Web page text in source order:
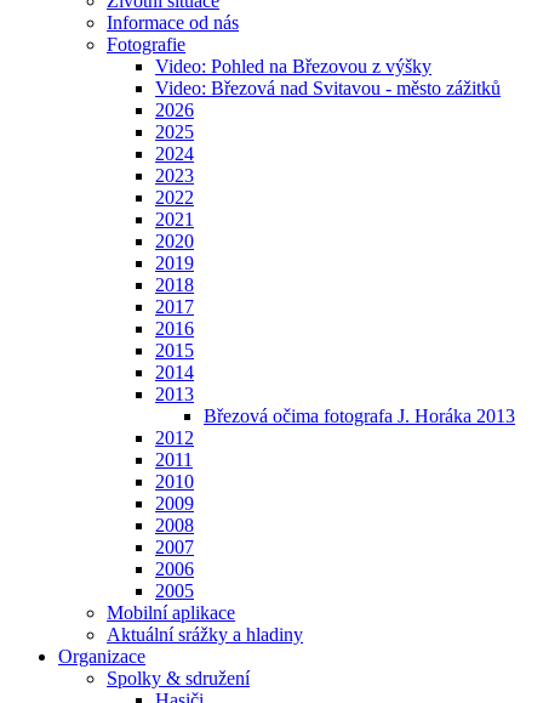
Informace od nás
Fotografie
Video: Pohled na Březovou z výšky
Video: Březová nad Svitavou - město zážitků
2026
2025
2024
2023
2022
2021
2020
2019
2018
2017
2016
2015
2014
2013
Březová očima fotografa J. Horáka 2013
2012
2011
2010
2009
2008
2007
2006
2005
Mobilní aplikace
Aktuální srážky a hladiny
Organizace
Spolky & sdružení